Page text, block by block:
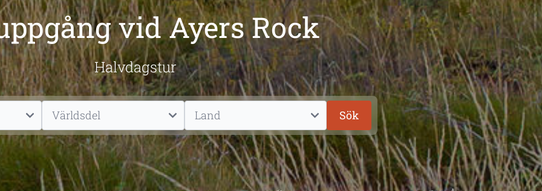
vid Ayers Rock
Halvdagstur
Sök